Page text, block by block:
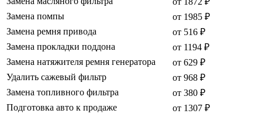
Замена помпы
от 1985 ₽
Замена ремня привода
от 516 ₽
Замена прокладки поддона
от 1194 ₽
Замена натяжителя ремня генератора
от 629 ₽
Удалить сажевый фильтр
от 968 ₽
Замена топливного фильтра
от 380 ₽
Подготовка авто к продаже
от 1307 ₽